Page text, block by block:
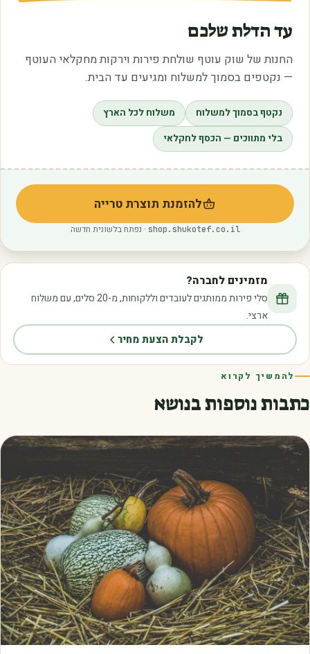
עד הדלת שלכם
החנות של שוק עוטף שולחת פירות וירקות מחקלאי העוטף
— נקטפים בסמוך למשלוח ומגיעים עד הבית.
נקטף בסמוך למשלוח
משלוח לכל הארץ
בלי מתווכים — הכסף לחקלאי
להזמנת תוצרת טרייה
(נפתח בלשונית חדשה)
shop.shukotef.co.il · נפתח בלשונית חדשה
מזמינים לחברה?
סלי פירות ממותגים לעובדים וללקוחות, מ-20 סלים, עם משלוח
ארצי.
לקבלת הצעת מחיר
להמשיך לקרוא
כתבות נוספות בנושא